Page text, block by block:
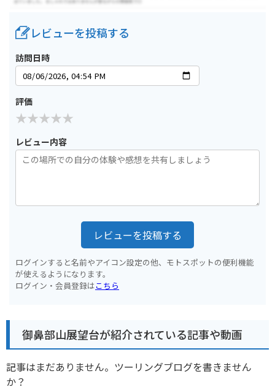
レビューを投稿する
訪問日時
評価
レビュー内容
レビューを投稿する
ログインすると名前やアイコン設定の他、モトスポットの便利機能
が使えるようになります。
ログイン・会員登録はこちら
御鼻部山展望台が紹介されている記事や動画
記事はまだありません。ツーリングブログを書きません
か？